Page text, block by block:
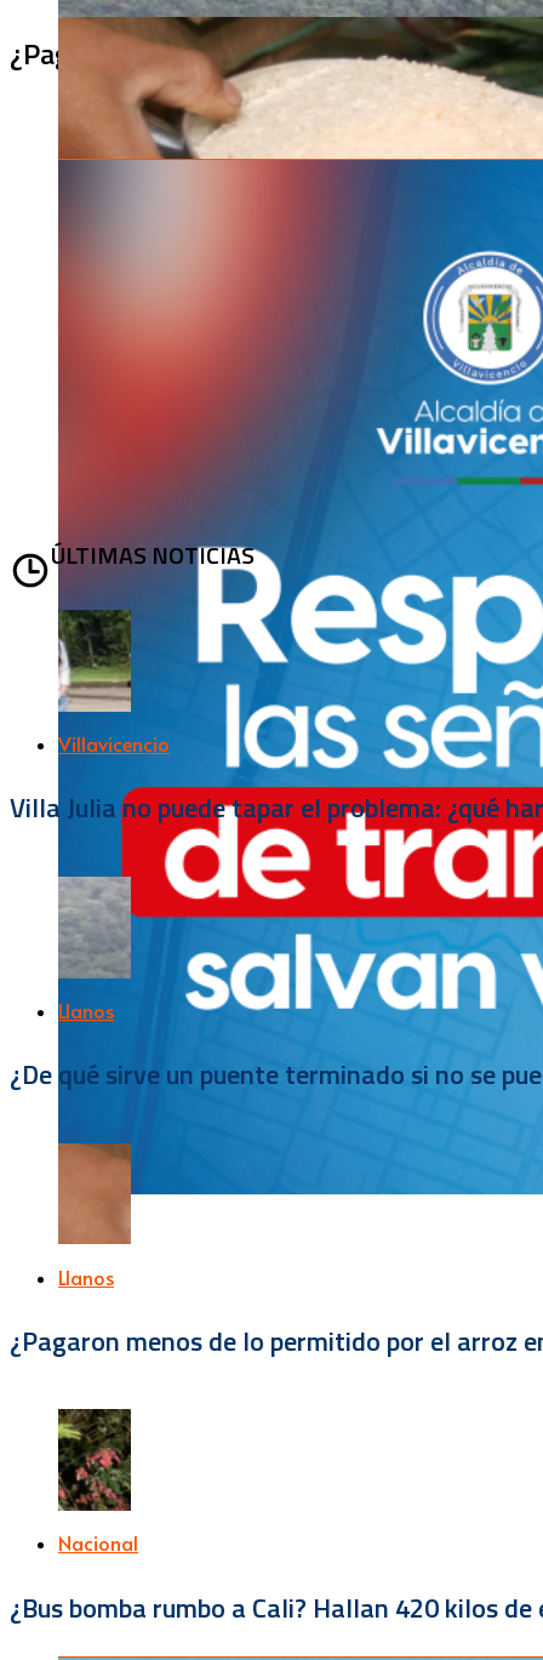
¿Pagaron menos de lo permitido por el
ÚLTIMAS NOTICIAS
Villavicencio
Villa Julia no puede tapar el problema: ¿qué
Llanos
¿De qué sirve un puente terminado si no se
Llanos
¿Pagaron menos de lo permitido por el arroz
Nacional
¿Bus bomba rumbo a Cali? Hallan 420 kilos